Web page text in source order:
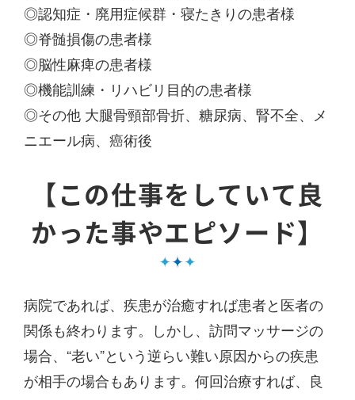
◎認知症・廃用症候群・寝たきりの患者様
◎脊髄損傷の患者様
◎脳性麻痺の患者様
◎機能訓練・リハビリ目的の患者様
◎その他 大腿骨頸部骨折、糖尿病、腎不全、メ
ニエール病、癌術後
【この仕事をしていて良
かった事やエピソード】
病院であれば、疾患が治癒すれば患者と医者の
関係も終わります。しかし、訪問マッサージの
場合、“老い”という逆らい難い原因からの疾患
が相手の場合もあります。何回治療すれば、良